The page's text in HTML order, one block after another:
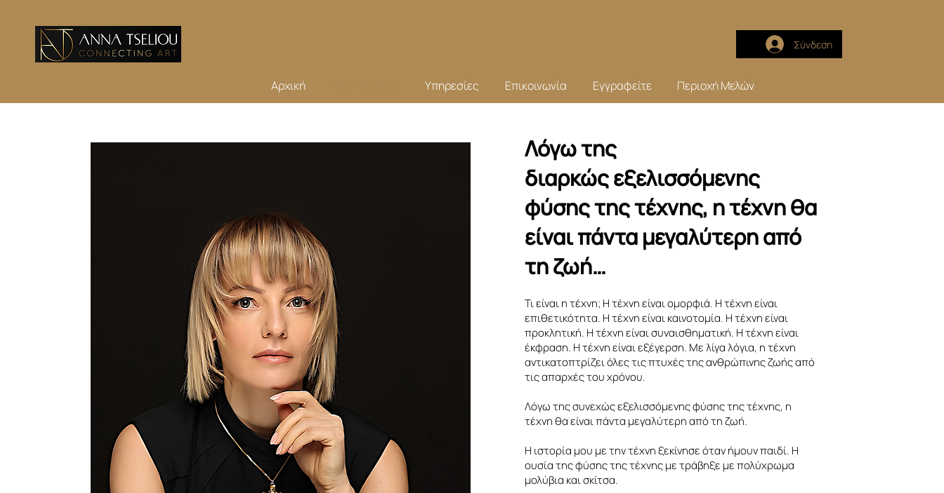
Σύνδεση
Αρχική Υπηρεσίες Επικοινωνία Εγγραφείτε Περιοχή Μελών
Λόγω της
διαρκώς εξελισσόμενης
φύσης της τέχνης, η τέχνη θα
είναι πάντα μεγαλύτερη από
τη ζωή…
Τι είναι η τέχνη; Η τέχνη είναι ομορφιά. Η τέχνη είναι
επιθετικότητα. Η τέχνη είναι καινοτομία. Η τέχνη είναι
προκλητική. Η τέχνη είναι συναισθηματική. Η τέχνη είναι
έκφραση. Η τέχνη είναι εξέγερση. Με λίγα λόγια, η τέχνη
αντικατοπτρίζει όλες τις πτυχές της ανθρώπινης ζωής από
τις απαρχές του χρόνου.
Λόγω της συνεχώς εξελισσόμενης φύσης της τέχνης, η
τέχνη θα είναι πάντα μεγαλύτερη από τη ζωή.
Η ιστορία μου με την τέχνη ξεκίνησε όταν ήμουν παιδί. Η
ουσία της φύσης της τέχνης με τράβηξε με πολύχρωμα
μολύβια και σκίτσα.